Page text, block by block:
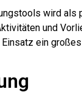
wird
und
ein